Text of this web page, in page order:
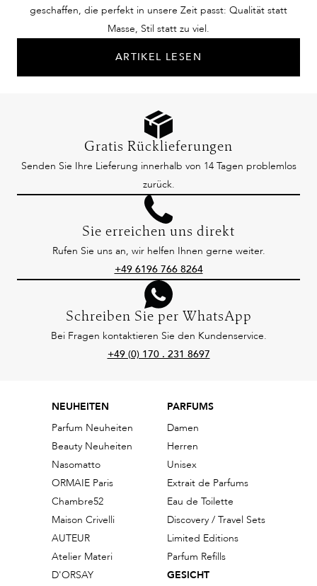
geschaffen, die perfekt in unsere Zeit passt: Qualität statt
Masse, Stil statt zu viel.
ARTIKEL LESEN
Gratis Rücklieferungen
Senden Sie Ihre Lieferung innerhalb von 14 Tagen problemlos
zurück.
Sie erreichen uns direkt
Rufen Sie uns an, wir helfen Ihnen gerne weiter.
+49 6196 766 8264
Schreiben Sie per WhatsApp
Bei Fragen kontaktieren Sie den Kundenservice.
+49 (0) 170 . 231 8697
NEUHEITEN
Parfum Neuheiten
Beauty Neuheiten
Nasomatto
ORMAIE Paris
Chambre52
Maison Crivelli
AUTEUR
Atelier Materi
D'ORSAY
PARFUMS
Damen
Herren
Unisex
Extrait de Parfums
Eau de Toilette
Discovery / Travel Sets
Limited Editions
Parfum Refills
GESICHT